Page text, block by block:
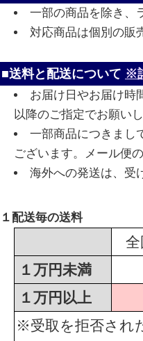
一部の商品を除き、
対応商品は個別の販
■送料と配送について ※
お届け日やお届け時
以降のご指定でお願いし
一部商品につきまし
ございます。メール便
海外への発送は、受
１配送毎の送料
全
１万円未満
１万円以上
※受取を拒否され